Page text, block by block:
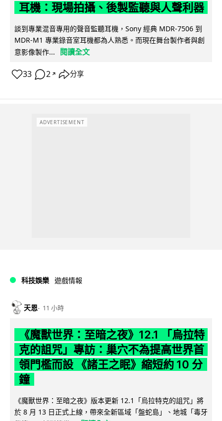
耳機：現場拍攝、後製監聽與人聲利器
談到專業混音專用的聲音監聽耳機，Sony 經典 MDR-7506 到
MDR-M1 專業錄音室耳機都為人熟悉。而現在舞台製作者與創
意影像製作...
閱讀全文
33 2 ↗ 分享
ADVERTISEMENT
科技娛樂 遊戲情報
天恩 11 小時
《魔獸世界：至暗之夜》12.1 「烏拉特
克的詛咒」專訪：巢穴不為提高世界首
領門檻而設 《諸王之眠》縮短約 10 分
鐘
《魔獸世界：至暗之夜》版本更新 12.1「烏拉特克的詛咒」將
於 8 月 13 日正式上線，帶來全新區域「盤蛇島」、地城「毒牙